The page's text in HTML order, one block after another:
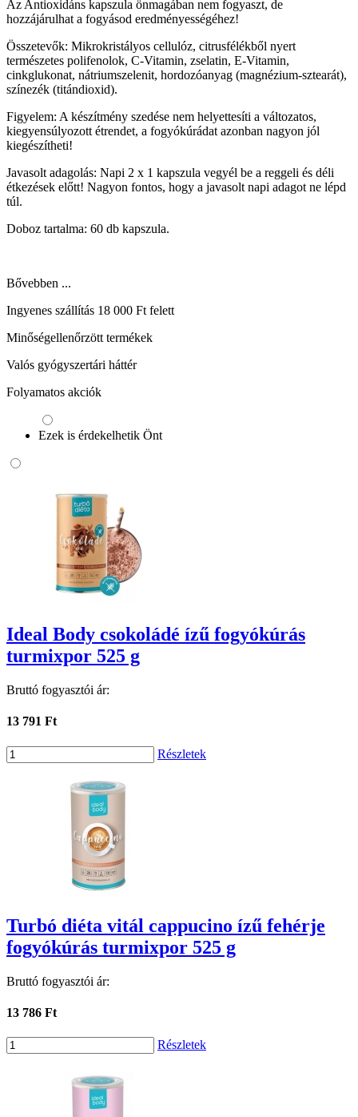
Az Antioxidáns kapszula önmagában nem fogyaszt, de
hozzájárulhat a fogyásod eredményességéhez!
Összetevők: Mikrokristályos cellulóz, citrusfélékből nyert
természetes polifenolok, C-Vitamin, zselatin, E-Vitamin,
cinkglukonat, nátriumszelenit, hordozóanyag (magnézium-sztearát),
színezék (titándioxid).
Figyelem: A készítmény szedése nem helyettesíti a változatos,
kiegyensúlyozott étrendet, a fogyókúrádat azonban nagyon jól
kiegészítheti!
Javasolt adagolás: Napi 2 x 1 kapszula vegyél be a reggeli és déli
étkezések előtt! Nagyon fontos, hogy a javasolt napi adagot ne lépd
túl.
Doboz tartalma: 60 db kapszula.
Bővebben ...
Ingyenes szállítás 18 000 Ft felett
Minőségellenőrzött termékek
Valós gyógyszertári háttér
Folyamatos akciók
Ezek is érdekelhetik Önt
Ideal Body csokoládé ízű fogyókúrás
turmixpor 525 g
Bruttó fogyasztói ár:
13 791 Ft
Részletek
Turbó diéta vitál cappucino ízű fehérje
fogyókúrás turmixpor 525 g
Bruttó fogyasztói ár:
13 786 Ft
Részletek